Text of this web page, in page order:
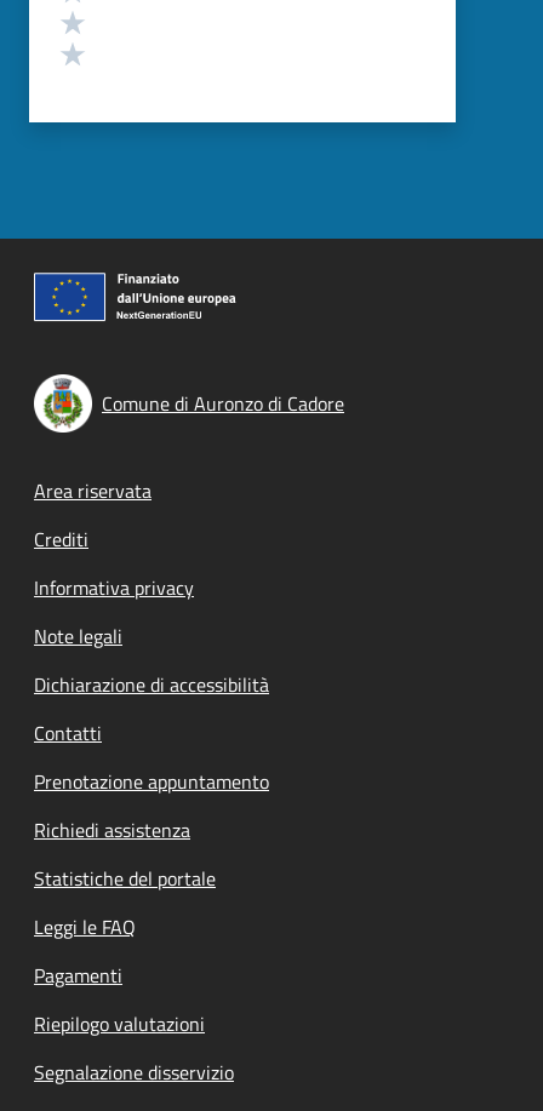
Comune di Auronzo di Cadore
Footer menu
Area riservata
Crediti
Informativa privacy
Note legali
Dichiarazione di accessibilità
Contatti
Prenotazione appuntamento
Richiedi assistenza
Statistiche del portale
Leggi le FAQ
Pagamenti
Riepilogo valutazioni
Segnalazione disservizio